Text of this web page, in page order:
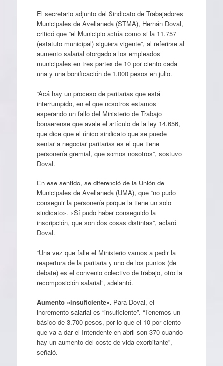
El secretario adjunto del Sindicato de Trabajadores
Municipales de Avellaneda (STMA), Hernán Doval,
criticó que “el Municipio actúa como si la 11.757
(estatuto municipal) siguiera vigente”, al referirse al
aumento salarial otorgado a los empleados
municipales en tres partes de 10 por ciento cada
una y una bonificación de 1.000 pesos en julio.
“Acá hay un proceso de paritarias que está
interrumpido, en el que nosotros estamos
esperando un fallo del Ministerio de Trabajo
bonaerense que avale el artículo de la ley 14.656,
que dice que el único sindicato que se puede
sentar a negociar paritarias es el que tiene
personería gremial, que somos nosotros”, sostuvo
Doval.
En ese sentido, se diferenció de la Unión de
Municipales de Avellaneda (UMA), que “no pudo
conseguir la personería porque la tiene un solo
sindicato». «Sí pudo haber conseguido la
inscripción, que son dos cosas distintas”, aclaró
Doval.
“Una vez que falle el Ministerio vamos a pedir la
reapertura de la paritaria y uno de los puntos (de
debate) es el convenio colectivo de trabajo, otro la
recomposición salarial”, adelantó.
Aumento «insuficiente». Para Doval, el
incremento salarial es “insuficiente”. “Tenemos un
básico de 3.700 pesos, por lo que el 10 por ciento
que va a dar el Intendente en abril son 370 cuando
hay un aumento del costo de vida exorbitante”,
señaló.